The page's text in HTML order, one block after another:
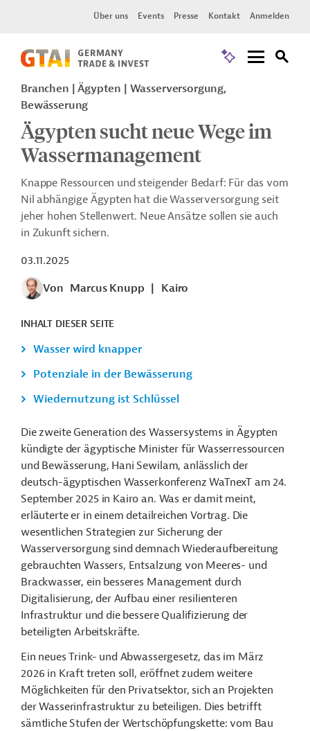
Über uns Events Presse Kontakt Anmelden
Branchen | Ägypten | Wasserversorgung,
Bewässerung
Ägypten sucht neue Wege im
Wassermanagement
Knappe Ressourcen und steigender Bedarf: Für das vom
Nil abhängige Ägypten hat die Wasserversorgung seit
jeher hohen Stellenwert. Neue Ansätze sollen sie auch
in Zukunft sichern.
03.11.2025
Von Marcus Knupp Kairo
INHALT DIESER SEITE
Wasser wird knapper
Potenziale in der Bewässerung
Wiedernutzung ist Schlüssel
Die zweite Generation des Wassersystems in Ägypten
kündigte der ägyptische Minister für Wasserressourcen
und Bewässerung, Hani Sewilam, anlässlich der
deutsch-ägyptischen Wasserkonferenz WaTnexT am 24.
September 2025 in Kairo an. Was er damit meint,
erläuterte er in einem detailreichen Vortrag. Die
wesentlichen Strategien zur Sicherung der
Wasserversorgung sind demnach Wiederaufbereitung
gebrauchten Wassers, Entsalzung von Meeres- und
Brackwasser, ein besseres Management durch
Digitalisierung, der Aufbau einer resilienteren
Infrastruktur und die bessere Qualifizierung der
beteiligten Arbeitskräfte.
Ein neues Trink- und Abwassergesetz, das im März
2026 in Kraft treten soll, eröffnet zudem weitere
Möglichkeiten für den Privatsektor, sich an Projekten
der Wasserinfrastruktur zu beteiligen. Dies betrifft
sämtliche Stufen der Wertschöpfungskette: vom Bau